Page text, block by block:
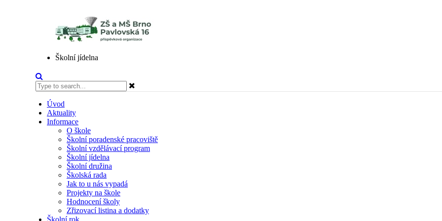
Školní jídelna
Úvod
Aktuality
Informace
O škole
Školní poradenské pracoviště
Školní vzdělávací program
Školní jídelna
Školní družina
Školská rada
Jak to u nás vypadá
Projekty na škole
Hodnocení školy
Zřizovací listina a dodatky
Školní rok